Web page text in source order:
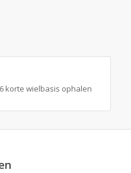
korte wielbasis ophalen